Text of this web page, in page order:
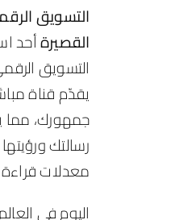
التسويق
القصيرةأحد
التسويق
يقدّم قناة
جمهورك،
رسالتك
معدلات قراءة
اليوم في